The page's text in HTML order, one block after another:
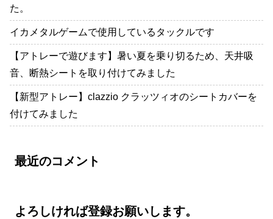
た。
イカメタルゲームで使用しているタックルです
【アトレーで遊びます】暑い夏を乗り切るため、天井吸
音、断熱シートを取り付けてみました
【新型アトレー】clazzio クラッツィオのシートカバーを
付けてみました
最近のコメント
よろしければ登録お願いします。